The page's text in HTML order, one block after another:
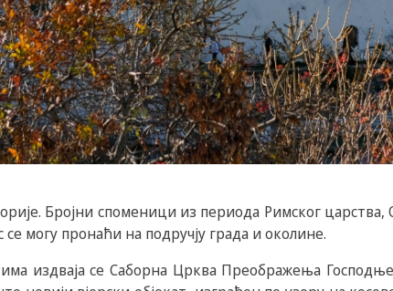
Бројни споменици из периода Римског царства,
могу пронаћи на подручју града и околине.
издваја се Саборна Црква Преображења